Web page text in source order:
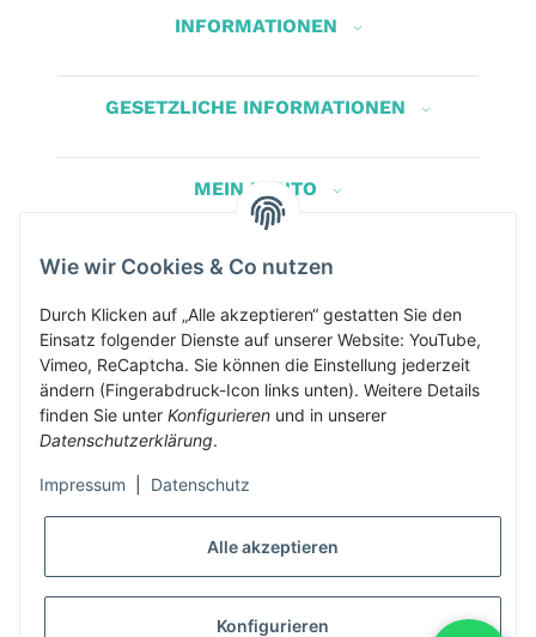
INFORMATIONEN
GESETZLICHE INFORMATIONEN
MEIN KONTO
Herbis Anglerladen
Inh.Herbert Schinnerl
Kirchdorf am Inn 5
4982 Kirchdorf am Inn
info@herbis-anglerladen.at
Alle Preise inklusive gesetzlicher Mwst., exklusive Versand- &
Wie wir Cookies & Co nutzen
Durch Klicken auf „Alle akzeptieren“ gestatten Sie den
Einsatz folgender Dienste auf unserer Website: YouTube,
Vimeo, ReCaptcha. Sie können die Einstellung jederzeit
ändern (Fingerabdruck-Icon links unten). Weitere Details
finden Sie unter Konfigurieren und in unserer
Datenschutzerklärung.
Impressum Datenschutz
Alle akzeptieren
Konfigurieren